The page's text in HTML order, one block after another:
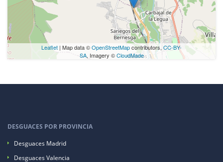
Leaflet | Map data ©OpenStreetMapcontributors, CC-BY-
SA, Imagery ©CloudMade
DESGUACES POR PROVINCIA
Desguaces Madrid
Desguaces Valencia